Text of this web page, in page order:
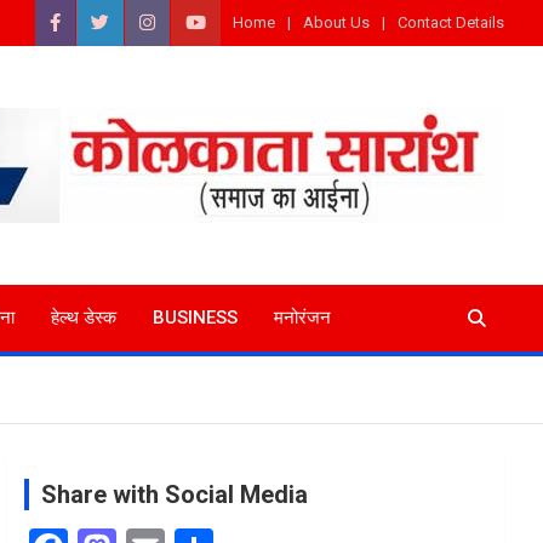
Home About Us Contact Details
हेल्थ डेस्क BUSINESS मनोरंजन
Share with Social Media